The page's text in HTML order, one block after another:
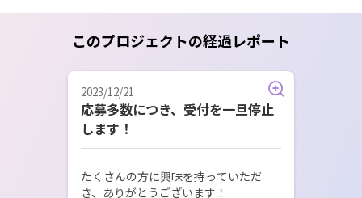
このプロジェクトの経過レポート
2023/12/21
応募多数につき、受付を一旦停止
します！
たくさんの方に興味を持っていただ
き、ありがとうございます！